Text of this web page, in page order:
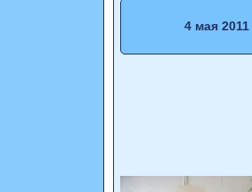
4 мая 2011